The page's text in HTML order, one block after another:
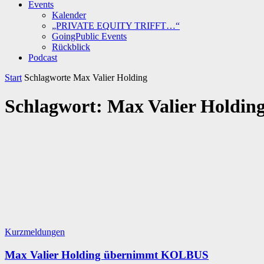
Events
Kalender
„PRIVATE EQUITY TRIFFT…“
GoingPublic Events
Rückblick
Podcast
Start Schlagworte Max Valier Holding
Schlagwort: Max Valier
Kurzmeldungen
Max Valier Holding übernimmt KOLBUS